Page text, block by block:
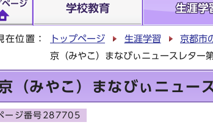
ページ 学校教育 生涯学
在位置： トップページ 生涯学習 京都市
京（みやこ）まなびぃニュースレター
（みやこ）まなびぃニュー
ージ番号287705